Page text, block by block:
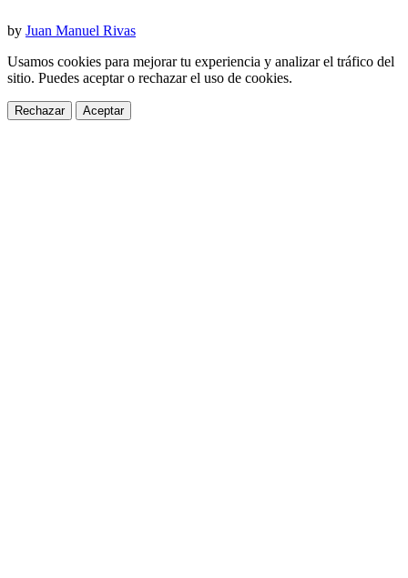
by Juan Manuel Rivas
Usamos cookies para mejorar tu experiencia y analizar el tráfico del
sitio. Puedes aceptar o rechazar el uso de cookies.
Rechazar Aceptar